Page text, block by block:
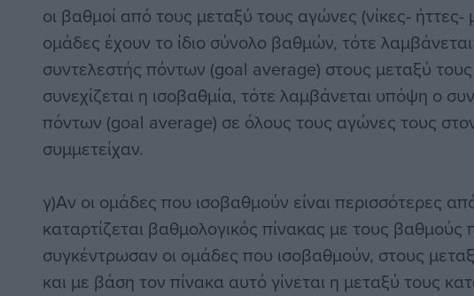
οι βαθμοί από τους μεταξύ τους αγώνες (νίκες- ήττες-
ομάδες έχουν το ίδιο σύνολο βαθμών, τότε
συντελεστής πόντων (goal average) στους μεταξύ
συνεχίζεται η ισοβαθμία, τότε λαμβάνεται υπόψη ο
πόντων (goal average) σε όλους τους αγώνες τους
συμμετείχαν.
γ)Αν οι ομάδες που ισοβαθμούν είναι περισσότερες
καταρτίζεται βαθμολογικός πίνακας με τους βαθμούς
συγκέντρωσαν οι ομάδες που ισοβαθμούν, στους
και με βάση τον πίνακα αυτό γίνεται η μεταξύ τους